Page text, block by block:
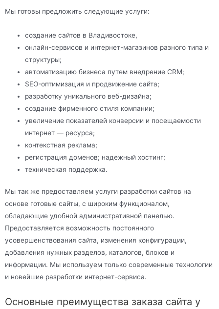
Мы готовы предложить следующие услуги:
создание сайтов в Владивостоке,
онлайн-сервисов и интернет-магазинов разного типа и
структуры;
автоматизацию бизнеса путем внедрение CRM;
SEO-оптимизация и продвижение сайта;
разработку уникального веб-дизайна;
создание фирменного стиля компании;
увеличение показателей конверсии и посещаемости
интернет — ресурса;
контекстная реклама;
регистрация доменов; надежный хостинг;
техническая поддержка.
Мы так же предоставляем услуги разработки сайтов на
основе готовые сайты, с широким функционалом,
обладающие удобной административной панелью.
Предоставляется возможность постоянного
усовершенствования сайта, изменения конфигурации,
добавления нужных разделов, каталогов, блоков и
информации. Мы используем только современные технологии
и новейшие разработки интернет-сервиса.
Основные преимущества заказа сайта у